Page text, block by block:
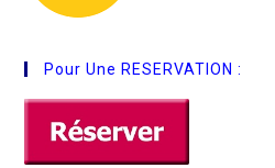
Pour Une RESERVATION :